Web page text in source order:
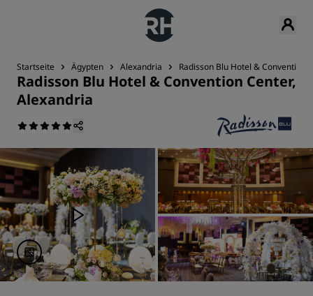
Startseite Ägypten Alexandria Radisson Blu Hotel & Convention
Radisson Blu Hotel & Convention Center,
Alexandria